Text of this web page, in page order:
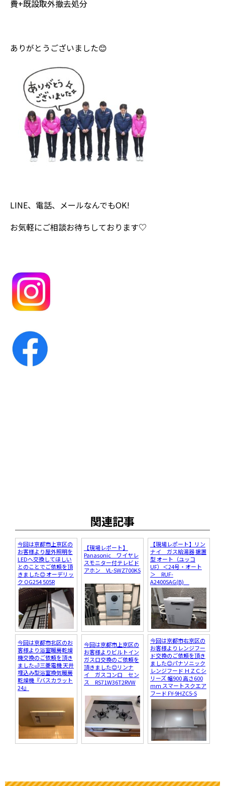
費+既設取外撤去処分
ありがとうございました😊
LINE、電話、メールなんでもOK!
お気軽にご相談お待ちしております♡
関連記事
今回は京都市上京区の
お客様より屋外照明を
LEDへ交換してほしい
とのことでご依頼を頂
きました😊 オーデリッ
ク OG254 505R
【現場レポート】
Panasonic ワイヤレ
スモニター付テレビド
アホン VL-SWZ700KS
【現場レポート】リン
ナイ ガス給湯器 据置
型 オート（ユッコ
UF）＜24号・オート
＞ RUF-
A2400SAG(B)
今回は京都市北区のお
客様より浴室暖房乾燥
機交換のご依頼を頂き
ました🛁三菱電機 天井
埋込み型浴室換気暖房
乾燥機『バスカラット
24』
今回は京都市上京区の
お客様よりビルトイン
ガスロ交換のご依頼を
頂きました😊リンナ
イ ガスコンロ セン
ス RS71W36T2RVW
今回は京都市右京区の
お客様よりレンジフー
ド交換のご依頼を頂き
ました😊パナソニック
レンジフード ＨＺＣシ
リーズ 幅900 高さ600
ｍｍ スマートスクエア
フード FY-9HZC5-S